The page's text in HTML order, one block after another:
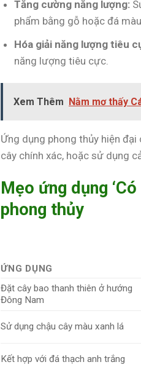
Tăng cường năng lượng:
phẩm bằng gỗ hoặc đá
Hóa giải năng lượng tiêu
năng lượng tiêu cực.
Xem Thêm Nằm mơ thấy
Ứng dụng phong thủy hiện
cây chính xác, hoặc sử dụng
Mẹo ứng dụng
phong thủy
ỨNG DỤNG
Đặt cây bao thanh thiên ở hướng
Đông Nam
Sử dụng chậu cây màu xanh lá
Kết hợp với đá thạch anh trắng